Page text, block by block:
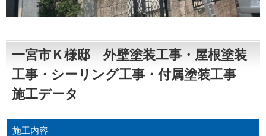
一宮市Ｋ様邸 外壁塗装工事・屋根塗装
工事・シーリング工事・付属塗装工事
施工データ
施工内容